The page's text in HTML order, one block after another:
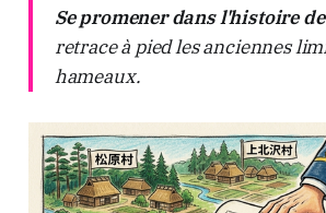
Se promener dans l'histoire
retrace à pied les anciennes
hameaux.